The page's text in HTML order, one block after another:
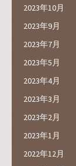
2023年10月
2023年9月
2023年7月
2023年5月
2023年4月
2023年3月
2023年2月
2023年1月
2022年12月